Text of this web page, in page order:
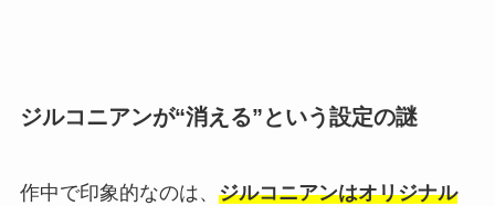
ジルコニアンが“消える”という設定の謎
作中で印象的なのは、 ジルコニアンはオリジナル